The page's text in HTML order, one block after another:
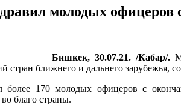
молодых офицеров
Бишкек, 30.07.21. /Кабар/.
стран ближнего и дальнего зарубежья,
более 170 молодых офицеров с
благо страны.